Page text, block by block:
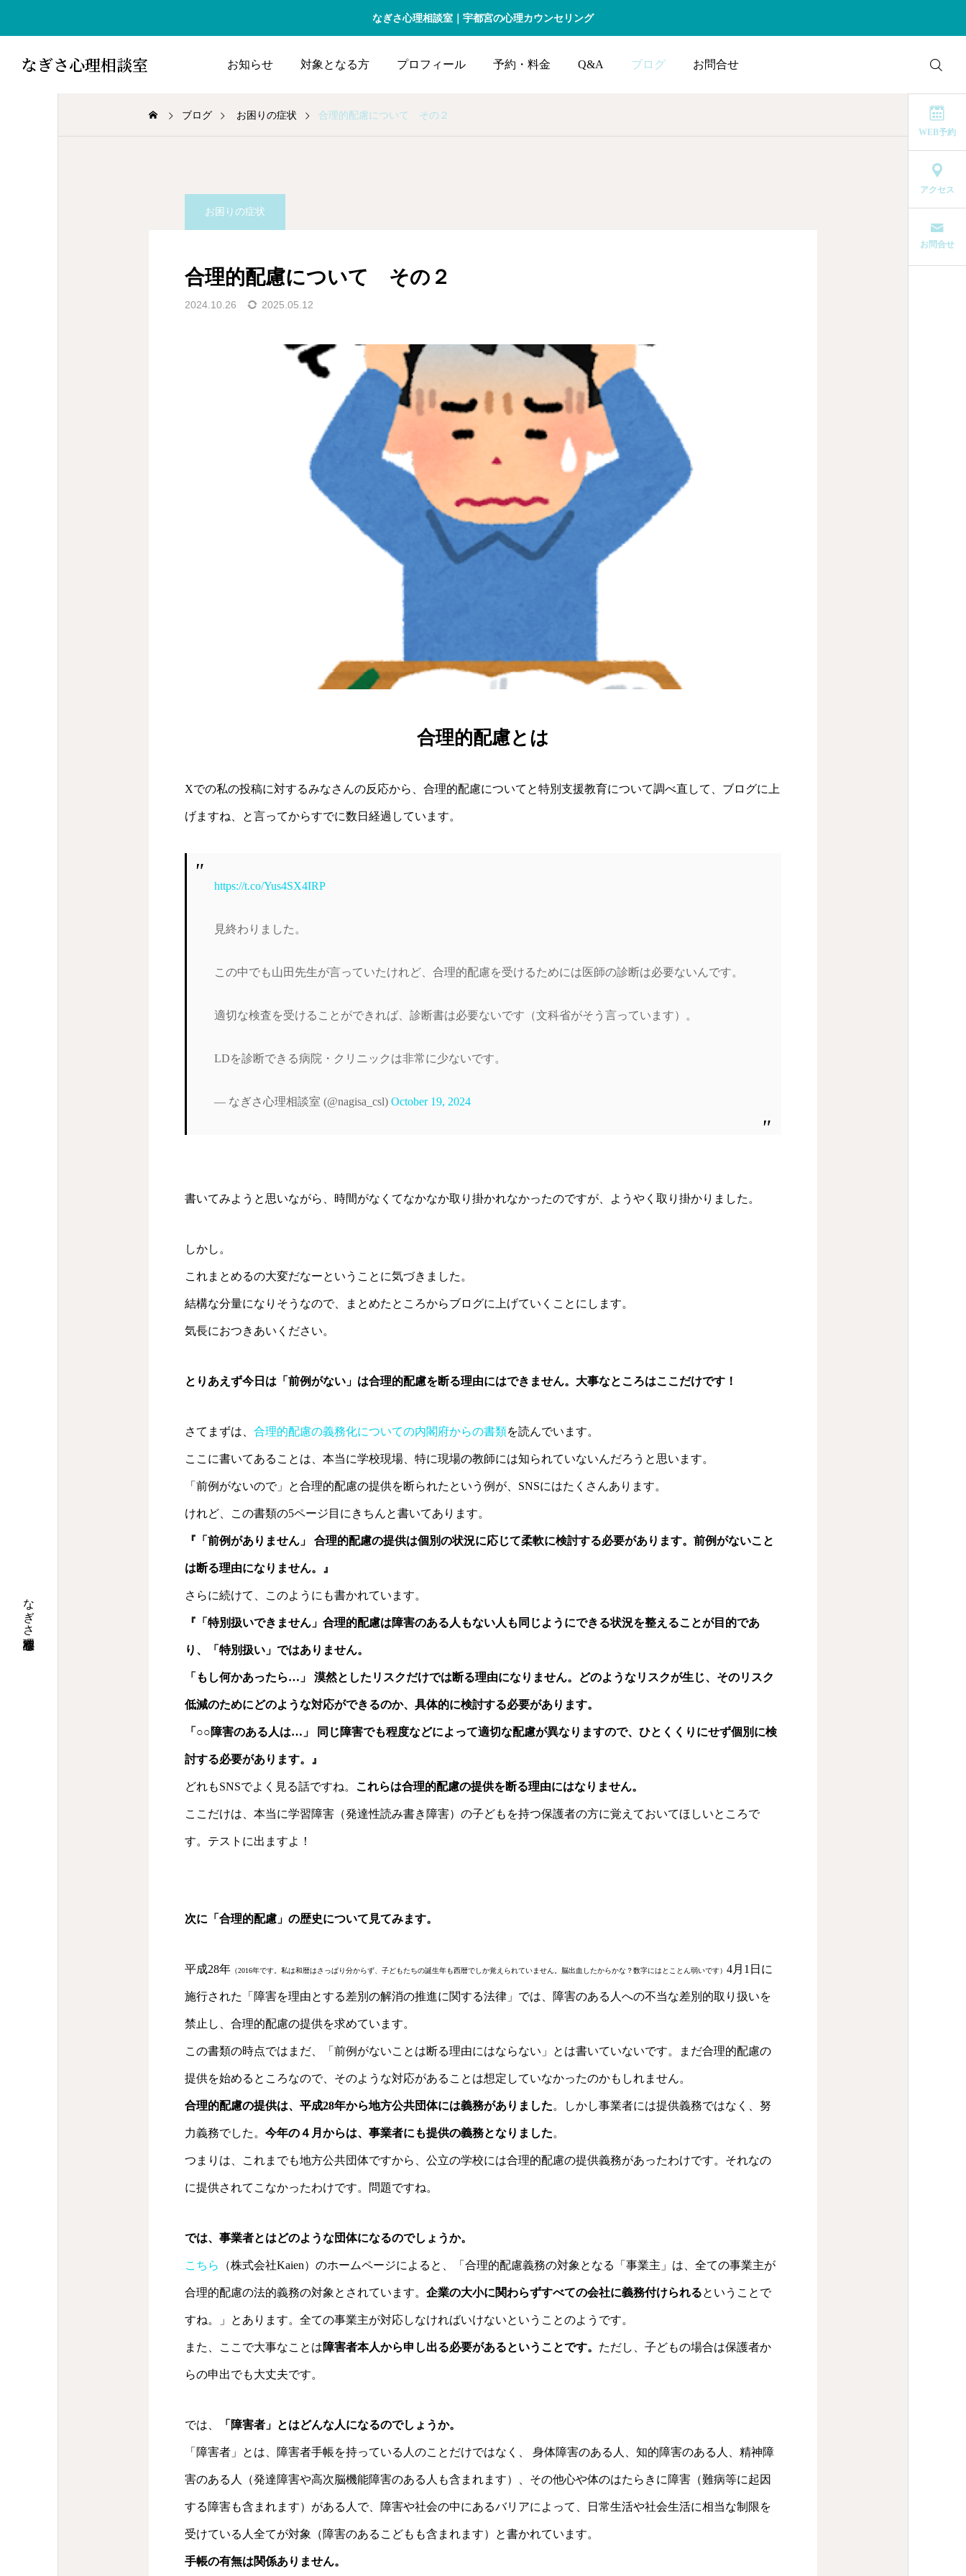
なぎさ心理相談室｜宇都宮の心理カウンセリング
なぎさ心理相談室 お知らせ 対象となる方 プロフィール 予約・料金 Q&A ブログ お問合せ
なぎさ心理相談室
WEB予約
アクセス
お問合せ
ブログ お困りの症状 合理的配慮について その２
お困りの症状
合理的配慮について その２
2024.10.26 2025.05.12
合理的配慮とは
Xでの私の投稿に対するみなさんの反応から、合理的配慮についてと特別支援教育について調べ直して、ブログに上
げますね、と言ってからすでに数日経過しています。
https://t.co/Yus4SX4IRP
見終わりました。
この中でも山田先生が言っていたけれど、合理的配慮を受けるためには医師の診断は必要ないんです。
適切な検査を受けることができれば、診断書は必要ないです（文科省がそう言っています）。
LDを診断できる病院・クリニックは非常に少ないです。
— なぎさ心理相談室 (@nagisa_csl)October 19, 2024
書いてみようと思いながら、時間がなくてなかなか取り掛かれなかったのですが、ようやく取り掛かりました。
しかし。
これまとめるの大変だなーということに気づきました。
結構な分量になりそうなので、まとめたところからブログに上げていくことにします。
気長におつきあいください。
とりあえず今日は「前例がない」は合理的配慮を断る理由にはできません。大事なところはここだけです！
さてまずは、 合理的配慮の義務化についての内閣府からの書類を読んでいます。
ここに書いてあることは、本当に学校現場、特に現場の教師には知られていないんだろうと思います。
「前例がないので」と合理的配慮の提供を断られたという例が、SNSにはたくさんあります。
けれど、この書類の5ページ目にきちんと書いてあります。
『「前例がありません」 合理的配慮の提供は個別の状況に応じて柔軟に検討する必要があります。前例がないこと
は断る理由になりません。』
さらに続けて、このようにも書かれています。
『「特別扱いできません」合理的配慮は障害のある人もない人も同じようにできる状況を整えることが目的であ
り、「特別扱い」ではありません。
「もし何かあったら…」 漠然としたリスクだけでは断る理由になりません。どのようなリスクが生じ、そのリスク
低減のためにどのような対応ができるのか、具体的に検討する必要があります。
「○○障害のある人は…」 同じ障害でも程度などによって適切な配慮が異なりますので、ひとくくりにせず個別に検
討する必要があります。』
どれもSNSでよく見る話ですね。 これらは合理的配慮の提供を断る理由にはなりません。
ここだけは、本当に学習障害（発達性読み書き障害）の子どもを持つ保護者の方に覚えておいてほしいところで
す。テストに出ますよ！
次に「合理的配慮」の歴史について見てみます。
平成28年 （2016年です。私は和暦はさっぱり分からず、子どもたちの誕生年も西暦でしか覚えられていません。脳出血したからかな？数字にはとことん弱いです） 4月1日に
施行された「障害を理由とする差別の解消の推進に関する法律」では、障害のある人への不当な差別的取り扱いを
禁止し、合理的配慮の提供を求めています。
この書類の時点ではまだ、「前例がないことは断る理由にはならない」とは書いていないです。まだ合理的配慮の
提供を始めるところなので、そのような対応があることは想定していなかったのかもしれません。
合理的配慮の提供は、平成28年から地方公共団体には義務がありました。しかし事業者には提供義務ではなく、努
力義務でした。 今年の４月からは、事業者にも提供の義務となりました。
つまりは、これまでも地方公共団体ですから、公立の学校には合理的配慮の提供義務があったわけです。それなの
に提供されてこなかったわけです。問題ですね。
では、事業者とはどのような団体になるのでしょうか。
こちら （株式会社Kaien）のホームページによると、「合理的配慮義務の対象となる「事業主」は、全ての事業主が
合理的配慮の法的義務の対象とされています。 企業の大小に関わらずすべての会社に義務付けられるということで
すね。」とあります。全ての事業主が対応しなければいけないということのようです。
また、ここで大事なことは障害者本人から申し出る必要があるということです。 ただし、子どもの場合は保護者か
らの申出でも大丈夫です。
では、 「障害者」とはどんな人になるのでしょうか。
「障害者」とは、障害者手帳を持っている人のことだけではなく、 身体障害のある人、知的障害のある人、精神障
害のある人（発達障害や高次脳機能障害のある人も含まれます）、その他心や体のはたらきに障害（難病等に起因
する障害も含まれます）がある人で、障害や社会の中にあるバリアによって、日常生活や社会生活に相当な制限を
受けている人全てが対象（障害のあるこどもも含まれます）と書かれています。
手帳の有無は関係ありません。